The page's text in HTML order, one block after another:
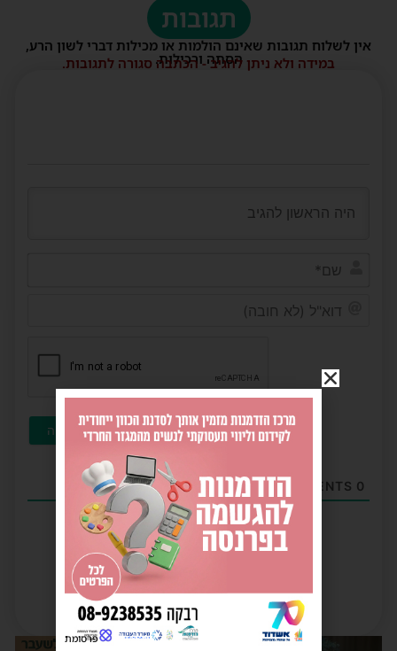
תגובות
אין לשלוח תגובות שאינם הולמות או מכילות דברי לשון הרע,
הסתה ורכילות.
במידה ולא ניתן להגיב - הכתבה סגורה לתגובות.
פרסומת